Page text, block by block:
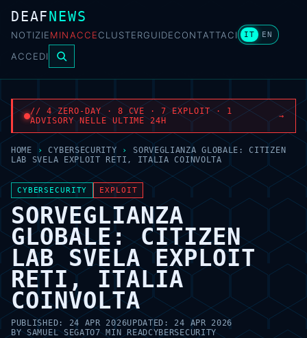
DEAFNEWS
NOTIZIEMINACCECLUSTERGUIDECONTATTACI IT EN
ACCEDI
// 4 ZERO-DAY · 8 CVE · 7 EXPLOIT · 1
ADVISORY NELLE ULTIME 24H
→
HOME › CYBERSECURITY ›
SORVEGLIANZA GLOBALE: CITIZEN
LAB SVELA EXPLOIT RETI, ITALIA COINVOLTA
CYBERSECURITY EXPLOIT
SORVEGLIANZA
GLOBALE: CITIZEN
LAB SVELA EXPLOIT
RETI, ITALIA
COINVOLTA
PUBLISHED: 24 APR 2026UPDATED: 24 APR 2026
BYSAMUEL SEGATO7 MIN READCYBERSECURITY